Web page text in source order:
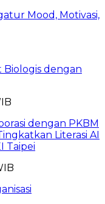
Mood, Motivasi,
dengan
dengan PKBM
Literasi AI
Taipei